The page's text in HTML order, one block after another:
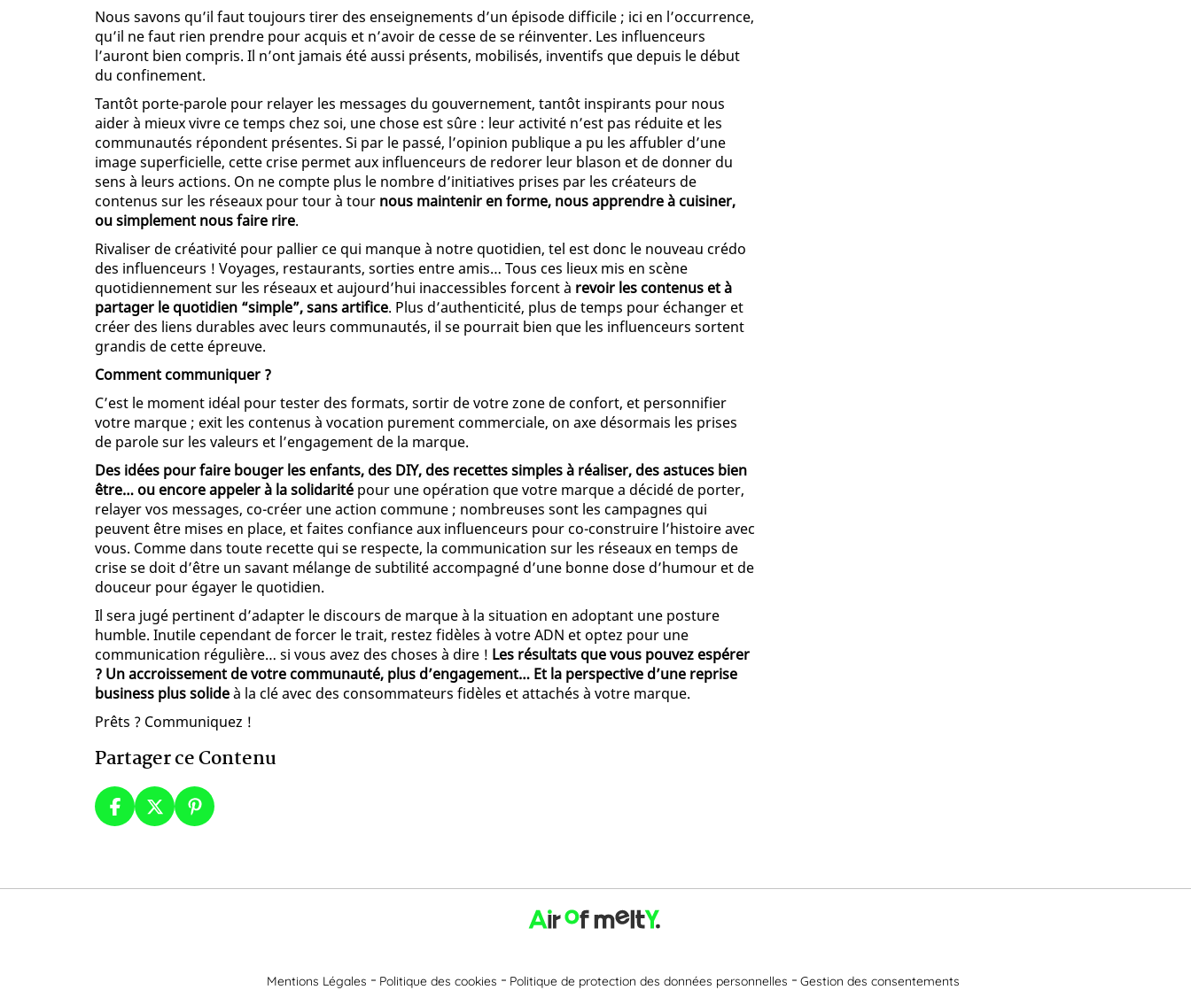
Nous savons qu’il faut toujours tirer des enseignements d’un épisode difficile ; ici en l’occurrence,
qu’il ne faut rien prendre pour acquis et n’avoir de cesse de se réinventer. Les influenceurs
l’auront bien compris. Il n’ont jamais été aussi présents, mobilisés, inventifs que depuis le début
du confinement.
Tantôt porte-parole pour relayer les messages du gouvernement, tantôt inspirants pour nous
aider à mieux vivre ce temps chez soi, une chose est sûre : leur activité n’est pas réduite et les
communautés répondent présentes. Si par le passé, l’opinion publique a pu les affubler d’une
image superficielle, cette crise permet aux influenceurs de redorer leur blason et de donner du
sens à leurs actions. On ne compte plus le nombre d’initiatives prises par les créateurs de
contenus sur les réseaux pour tour à tour nous maintenir en forme, nous apprendre à cuisiner,
ou simplement nous faire rire.
Rivaliser de créativité pour pallier ce qui manque à notre quotidien, tel est donc le nouveau crédo
des influenceurs ! Voyages, restaurants, sorties entre amis… Tous ces lieux mis en scène
quotidiennement sur les réseaux et aujourd’hui inaccessibles forcent à revoir les contenus et à
partager le quotidien “simple”, sans artifice. Plus d’authenticité, plus de temps pour échanger et
créer des liens durables avec leurs communautés, il se pourrait bien que les influenceurs sortent
grandis de cette épreuve.
Comment communiquer ?
C’est le moment idéal pour tester des formats, sortir de votre zone de confort, et personnifier
votre marque ; exit les contenus à vocation purement commerciale, on axe désormais les prises
de parole sur les valeurs et l’engagement de la marque.
Des idées pour faire bouger les enfants, des DIY, des recettes simples à réaliser, des astuces bien
être… ou encore appeler à la solidarité pour une opération que votre marque a décidé de porter,
relayer vos messages, co-créer une action commune ; nombreuses sont les campagnes qui
peuvent être mises en place, et faites confiance aux influenceurs pour co-construire l’histoire avec
vous. Comme dans toute recette qui se respecte, la communication sur les réseaux en temps de
crise se doit d’être un savant mélange de subtilité accompagné d’une bonne dose d’humour et de
douceur pour égayer le quotidien.
Il sera jugé pertinent d’adapter le discours de marque à la situation en adoptant une posture
humble. Inutile cependant de forcer le trait, restez fidèles à votre ADN et optez pour une
communication régulière… si vous avez des choses à dire ! Les résultats que vous pouvez espérer
? Un accroissement de votre communauté, plus d’engagement… Et la perspective d’une reprise
business plus solideà la clé avec des consommateurs fidèles et attachés à votre marque.
Prêts ? Communiquez !
Partager ce Contenu
Mentions Légales Politique des cookies Politique de protection des données personnelles Gestion des consentements